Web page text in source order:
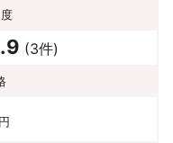
(3件)